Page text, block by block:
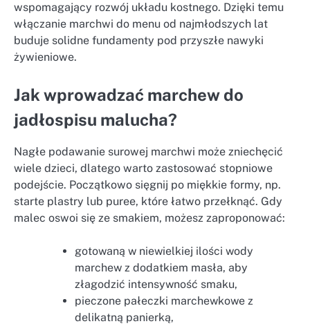
wspomagający rozwój układu kostnego. Dzięki temu
włączanie marchwi do menu od najmłodszych lat
buduje solidne fundamenty pod przyszłe nawyki
żywieniowe.
Jak wprowadzać marchew do
jadłospisu malucha?
Nagłe podawanie surowej marchwi może zniechęcić
wiele dzieci, dlatego warto zastosować stopniowe
podejście. Początkowo sięgnij po miękkie formy, np.
starte plastry lub puree, które łatwo przełknąć. Gdy
malec oswoi się ze smakiem, możesz zaproponować:
gotowaną w niewielkiej ilości wody
marchew z dodatkiem masła, aby
złagodzić intensywność smaku,
pieczone pałeczki marchewkowe z
delikatną panierką,